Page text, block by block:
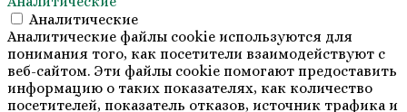
Аналитические
Аналитические файлы cookie используются для
понимания того, как посетители взаимодействуют с
веб-сайтом. Эти файлы cookie помогают предоставить
информацию о таких показателях, как количество
посетителей, показатель отказов, источник трафика и